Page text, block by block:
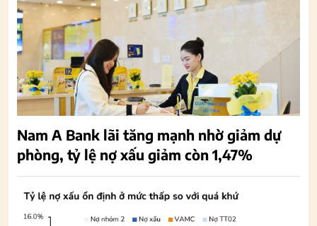
Nam A Bank lãi tăng mạnh nhờ giảm dự
phòng, tỷ lệ nợ xấu giảm còn 1,47%